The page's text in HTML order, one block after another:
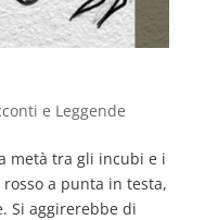
e Leggende
metà tra gli incubi e i
a punta in testa,
Si aggirerebbe di